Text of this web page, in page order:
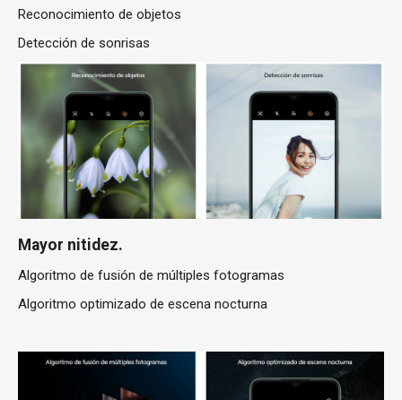
Reconocimiento de objetos
Detección de sonrisas
Mayor nitidez.
Algoritmo de fusión de múltiples fotogramas
Algoritmo optimizado de escena nocturna